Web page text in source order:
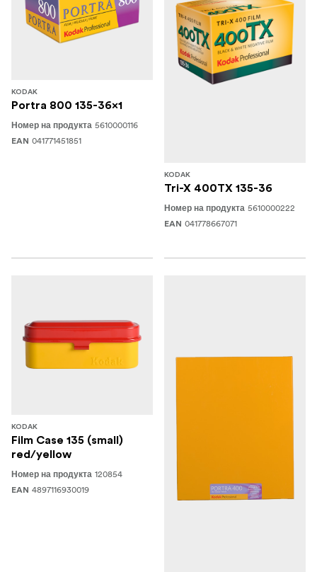
KODAK
Portra 800 135-36x1
Номер на продукта 5610000116
EAN 041771451851
KODAK
Tri-X 400TX 135-36
Номер на продукта 5610000222
EAN 041778667071
KODAK
Film Case 135 (small)
red/yellow
Номер на продукта 120854
EAN 4897116930019